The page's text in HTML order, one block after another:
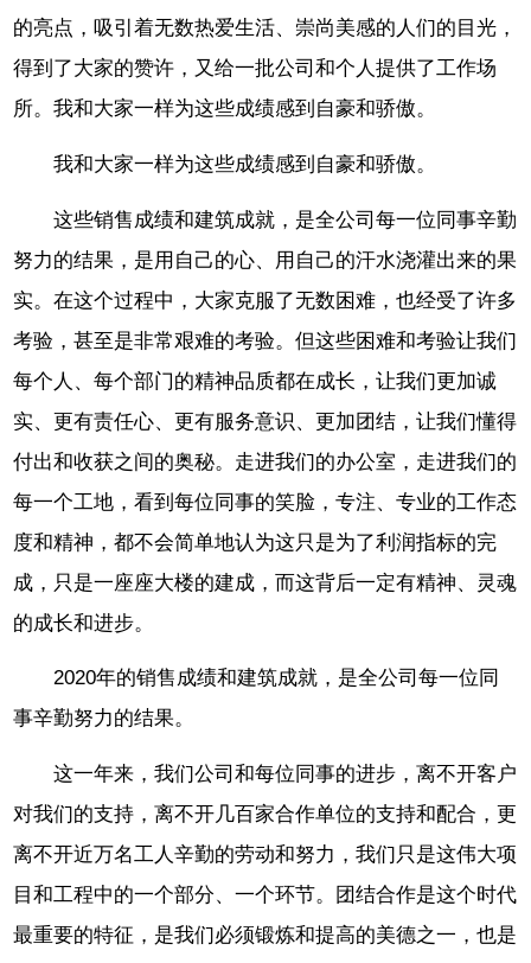
的亮点，吸引着无数热爱生活、崇尚美感的人们的目光，
得到了大家的赞许，又给一批公司和个人提供了工作场
所。我和大家一样为这些成绩感到自豪和骄傲。
我和大家一样为这些成绩感到自豪和骄傲。
这些销售成绩和建筑成就，是全公司每一位同事辛勤
努力的结果，是用自己的心、用自己的汗水浇灌出来的果
实。在这个过程中，大家克服了无数困难，也经受了许多
考验，甚至是非常艰难的考验。但这些困难和考验让我们
每个人、每个部门的精神品质都在成长，让我们更加诚
实、更有责任心、更有服务意识、更加团结，让我们懂得
付出和收获之间的奥秘。走进我们的办公室，走进我们的
每一个工地，看到每位同事的笑脸，专注、专业的工作态
度和精神，都不会简单地认为这只是为了利润指标的完
成，只是一座座大楼的建成，而这背后一定有精神、灵魂
的成长和进步。
2020年的销售成绩和建筑成就，是全公司每一位同
事辛勤努力的结果。
这一年来，我们公司和每位同事的进步，离不开客户
对我们的支持，离不开几百家合作单位的支持和配合，更
离不开近万名工人辛勤的劳动和努力，我们只是这伟大项
目和工程中的一个部分、一个环节。团结合作是这个时代
最重要的特征，是我们必须锻炼和提高的美德之一，也是